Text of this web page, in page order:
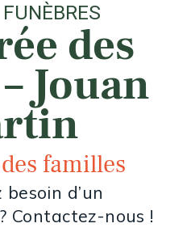
des
Jouan
familles
d’un
Contactez-nous !